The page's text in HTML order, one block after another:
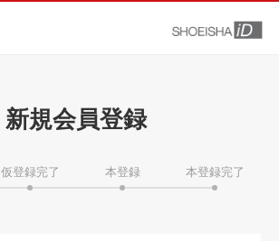
新規会員登録
仮登録完了 本登録 本登録完了